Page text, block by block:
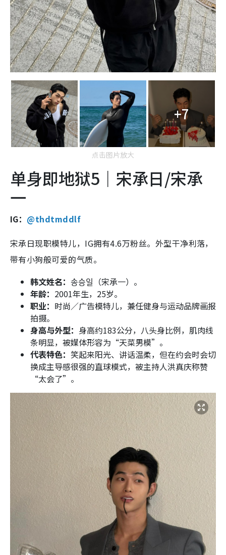
+7
点击图片放大
单身即地狱5｜宋承日/宋承
一
IG： @thdtmddlf
宋承日现职模特儿，IG拥有4.6万粉丝。外型干净利落，
带有小狗般可爱的气质。
韩文姓名： 송승일（宋承一）。
年龄： 2001年生，25岁。
职业： 时尚／广告模特儿，兼任健身与运动品牌画报
拍摄。
身高与外型： 身高约183公分，八头身比例，肌肉线
条明显，被媒体形容为“天菜男模”。
代表特色： 笑起来阳光、讲话温柔，但在约会时会切
换成主导感很强的直球模式，被主持人洪真庆称赞
“太会了”。